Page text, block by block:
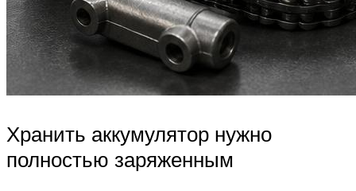
Хранить аккумулятор нужно
полностью заряженным